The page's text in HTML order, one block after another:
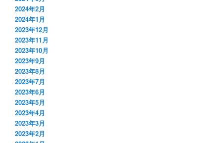
2024年2月
2024年1月
2023年12月
2023年11月
2023年10月
2023年9月
2023年8月
2023年7月
2023年6月
2023年5月
2023年4月
2023年3月
2023年2月